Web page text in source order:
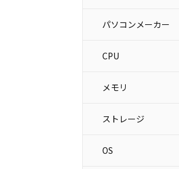
パソコンメーカー
CPU
メモリ
ストレージ
OS